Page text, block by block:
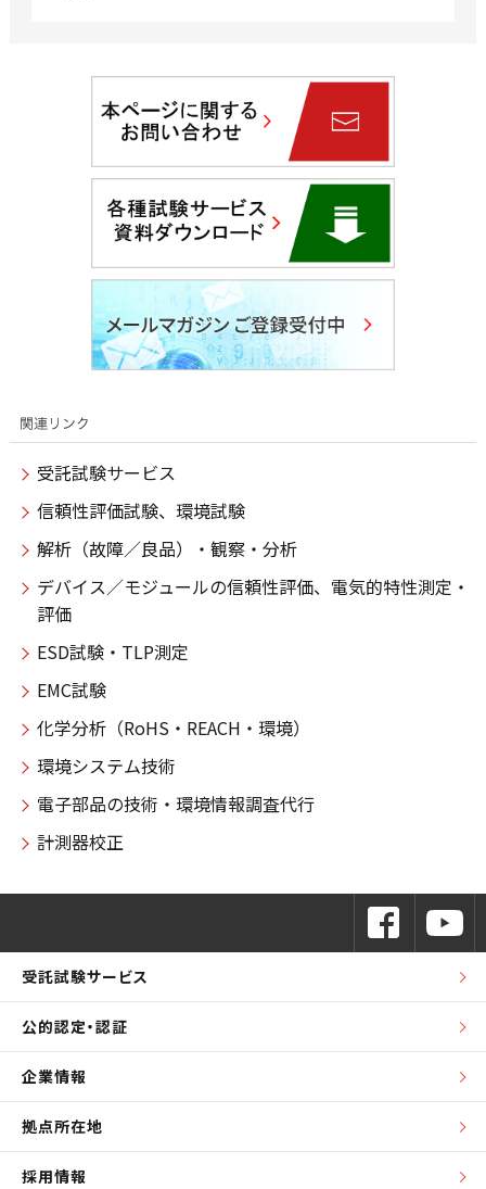
受託試験サービス
信頼性評価試験、環境試験
解析（故障／良品）・観察・分析
デバイス／モジュールの信頼性評価、電気的特性測定・
評価
ESD試験・TLP測定
EMC試験
化学分析（RoHS・REACH・環境）
環境システム技術
電子部品の技術・環境情報調査代行
計測器校正
受託試験サービス
公的認定・認証
企業情報
拠点所在地
採用情報